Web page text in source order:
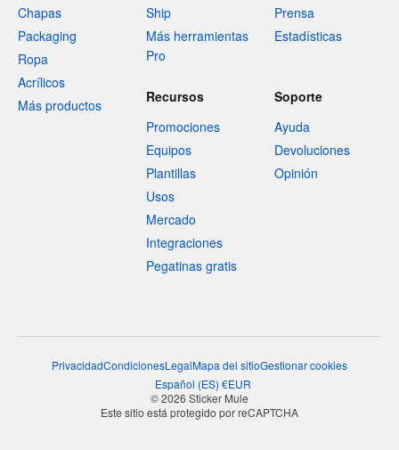
Chapas
Packaging
Ropa
Acrílicos
Más productos
Ship
Más herramientas
Pro
Prensa
Estadísticas
Recursos
Promociones
Equipos
Plantillas
Usos
Mercado
Integraciones
Pegatinas gratis
Soporte
Ayuda
Devoluciones
Opinión
PrivacidadCondicionesLegalMapa del sitioGestionar cookies
Español (ES) €EUR
© 2026 Sticker Mule
Este sitio está protegido por reCAPTCHA